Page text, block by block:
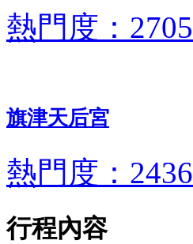
熱門度：2705
旗津天后宮
熱門度：2436
行程內容